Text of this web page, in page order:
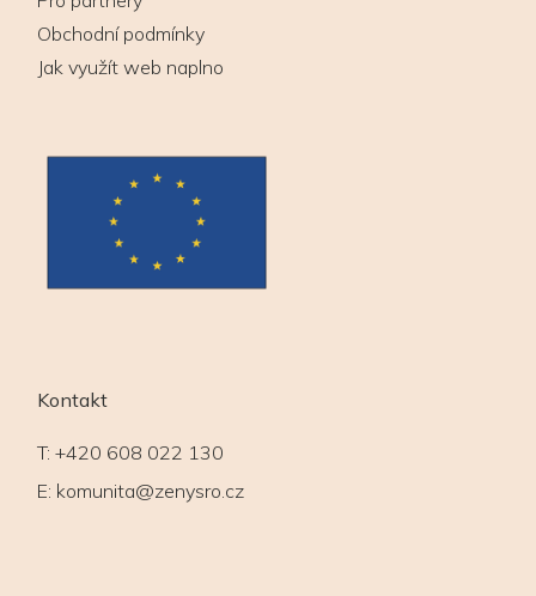
Obchodní podmínky
Jak využít web naplno
Kontakt
T: +420 608 022 130
E: komunita@zenysro.cz